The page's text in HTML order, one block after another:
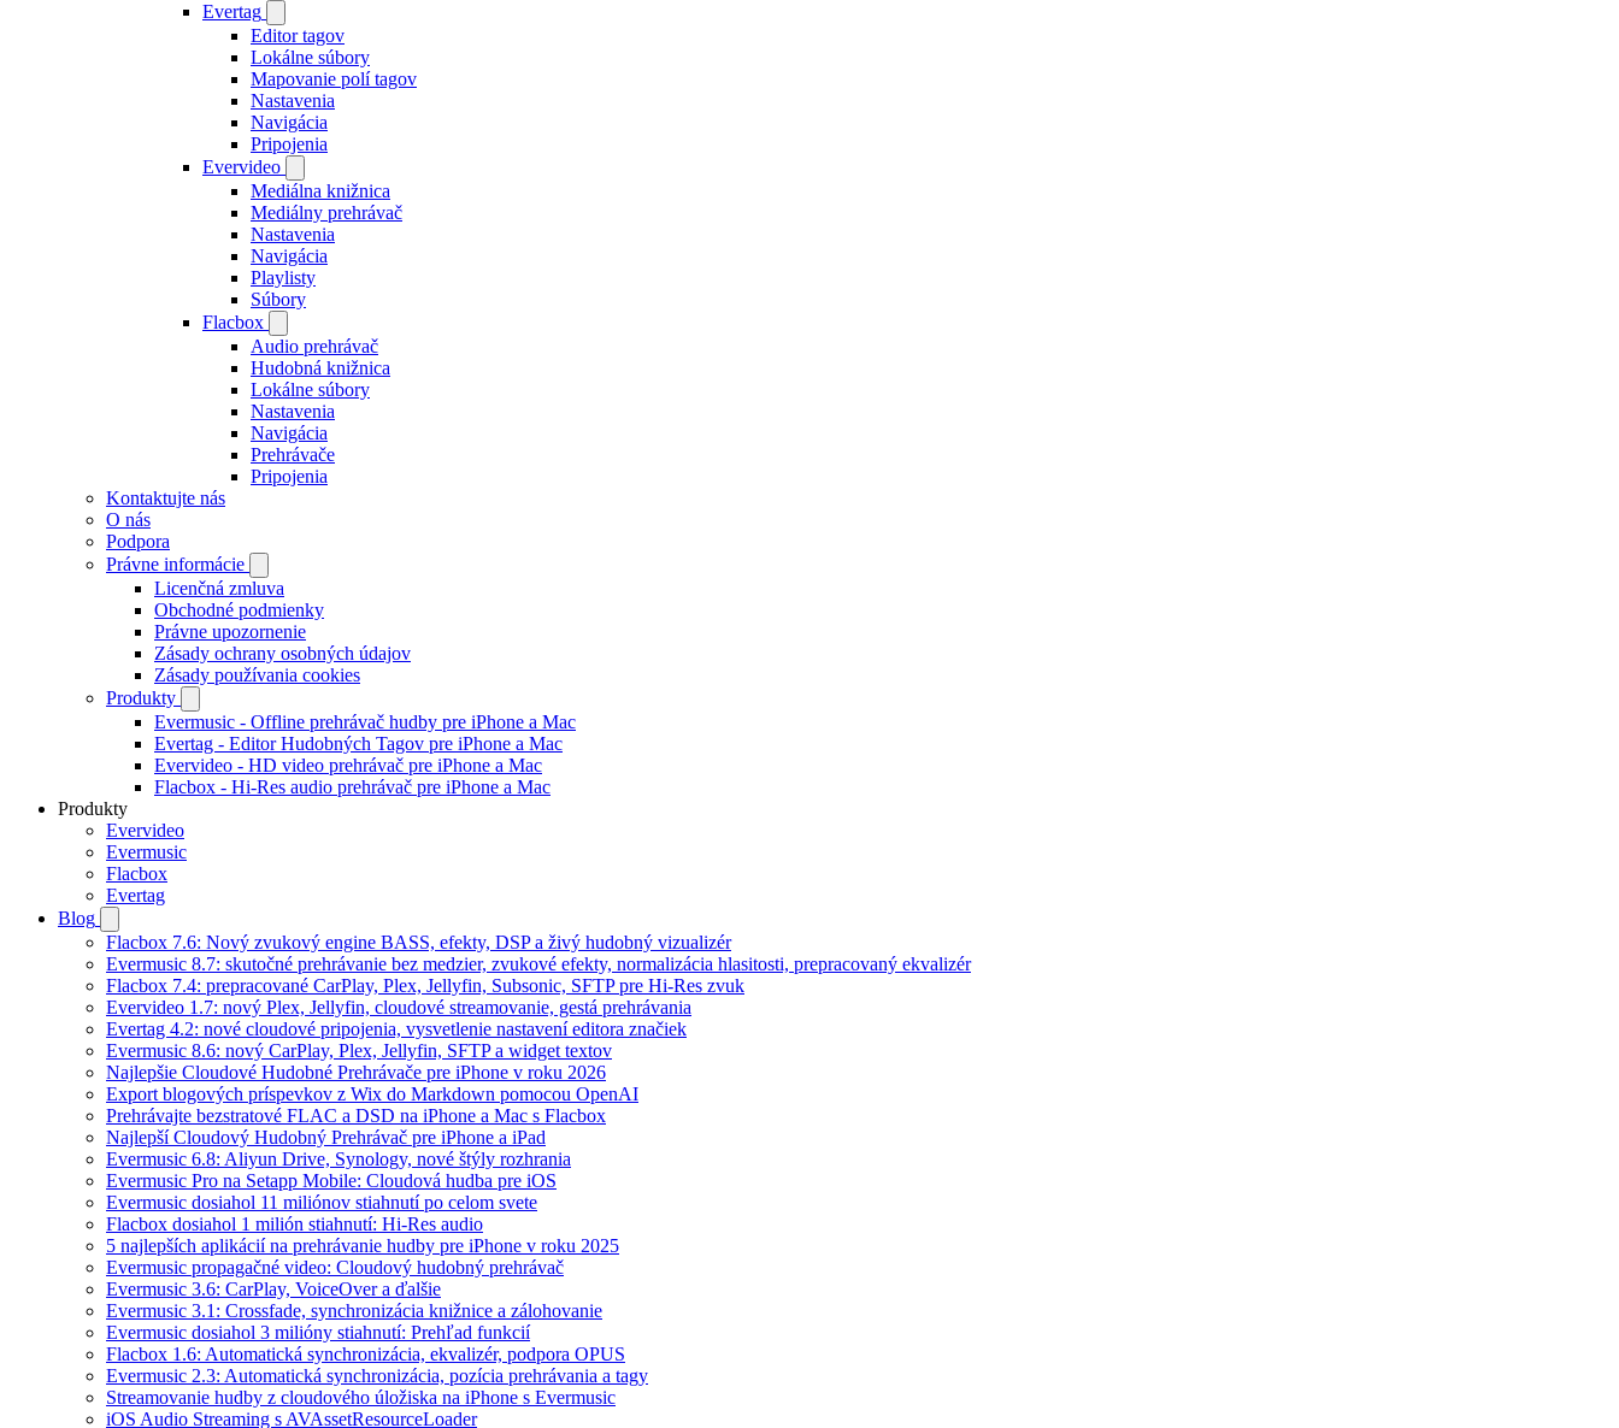
Evertag
Editor tagov
Lokálne súbory
Mapovanie polí tagov
Nastavenia
Navigácia
Pripojenia
Evervideo
Mediálna knižnica
Mediálny prehrávač
Nastavenia
Navigácia
Playlisty
Súbory
Flacbox
Audio prehrávač
Hudobná knižnica
Lokálne súbory
Nastavenia
Navigácia
Prehrávače
Pripojenia
Kontaktujte nás
O nás
Podpora
Právne informácie
Licenčná zmluva
Obchodné podmienky
Právne upozornenie
Zásady ochrany osobných údajov
Zásady používania cookies
Produkty
Evermusic - Offline prehrávač hudby pre iPhone a Mac
Evertag - Editor Hudobných Tagov pre iPhone a Mac
Evervideo - HD video prehrávač pre iPhone a Mac
Flacbox - Hi-Res audio prehrávač pre iPhone a Mac
Produkty
Evervideo
Evermusic
Flacbox
Evertag
Blog
Flacbox 7.6: Nový zvukový engine BASS, efekty, DSP a živý hudobný vizualizér
Evermusic 8.7: skutočné prehrávanie bez medzier, zvukové efekty, normalizácia hlasitosti, prepracovaný ekvalizér
Flacbox 7.4: prepracované CarPlay, Plex, Jellyfin, Subsonic, SFTP pre Hi-Res zvuk
Evervideo 1.7: nový Plex, Jellyfin, cloudové streamovanie, gestá prehrávania
Evertag 4.2: nové cloudové pripojenia, vysvetlenie nastavení editora značiek
Evermusic 8.6: nový CarPlay, Plex, Jellyfin, SFTP a widget textov
Najlepšie Cloudové Hudobné Prehrávače pre iPhone v roku 2026
Export blogových príspevkov z Wix do Markdown pomocou OpenAI
Prehrávajte bezstratové FLAC a DSD na iPhone a Mac s Flacbox
Najlepší Cloudový Hudobný Prehrávač pre iPhone a iPad
Evermusic 6.8: Aliyun Drive, Synology, nové štýly rozhrania
Evermusic Pro na Setapp Mobile: Cloudová hudba pre iOS
Evermusic dosiahol 11 miliónov stiahnutí po celom svete
Flacbox dosiahol 1 milión stiahnutí: Hi-Res audio
5 najlepších aplikácií na prehrávanie hudby pre iPhone v roku 2025
Evermusic propagačné video: Cloudový hudobný prehrávač
Evermusic 3.6: CarPlay, VoiceOver a ďalšie
Evermusic 3.1: Crossfade, synchronizácia knižnice a zálohovanie
Evermusic dosiahol 3 milióny stiahnutí: Prehľad funkcií
Flacbox 1.6: Automatická synchronizácia, ekvalizér, podpora OPUS
Evermusic 2.3: Automatická synchronizácia, pozícia prehrávania a tagy
Streamovanie hudby z cloudového úložiska na iPhone s Evermusic
iOS Audio Streaming s AVAssetResourceLoader